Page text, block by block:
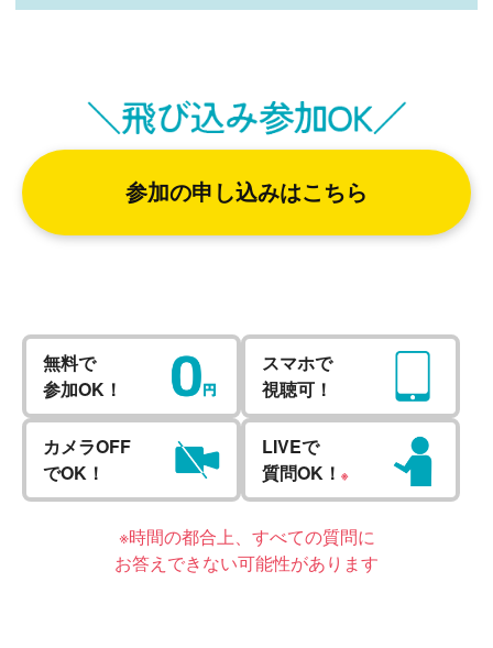
参加の申し込みはこちら
無料で
参加OK！
スマホで
視聴可！
カメラOFF
でOK！
LIVEで
質問OK！ ※
※時間の都合上、すべての質問に
お答えできない可能性があります